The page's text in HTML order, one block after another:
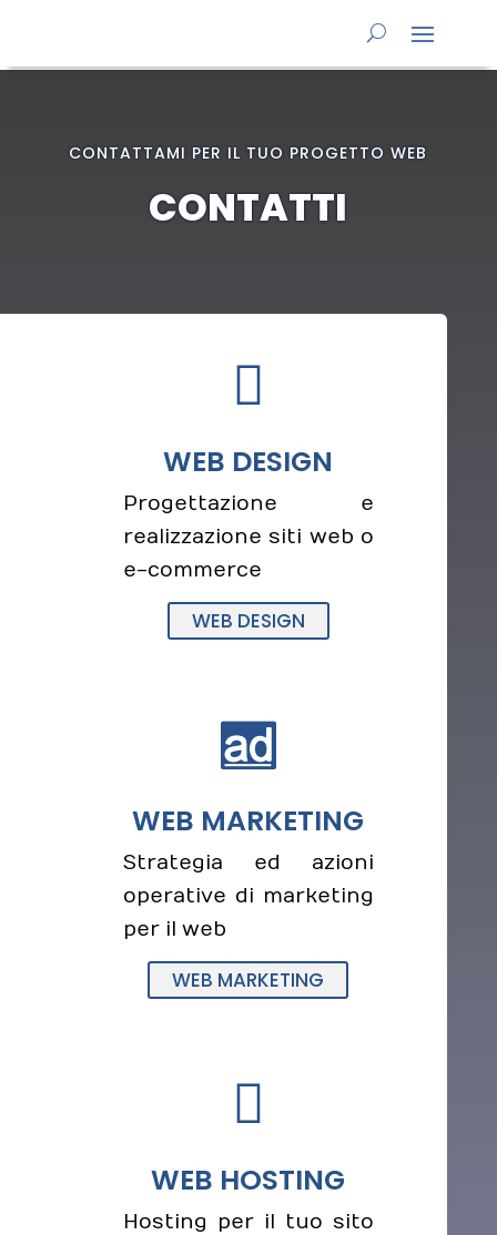
CONTATTAMI PER IL TUO PROGETTO WEB
CONTATTI

WEB DESIGN
Progettazione e
realizzazione siti web o
e-commerce
WEB DESIGN

WEB MARKETING
Strategia ed azioni
operative di marketing
per il web
WEB MARKETING

WEB HOSTING
Hosting per il tuo sito